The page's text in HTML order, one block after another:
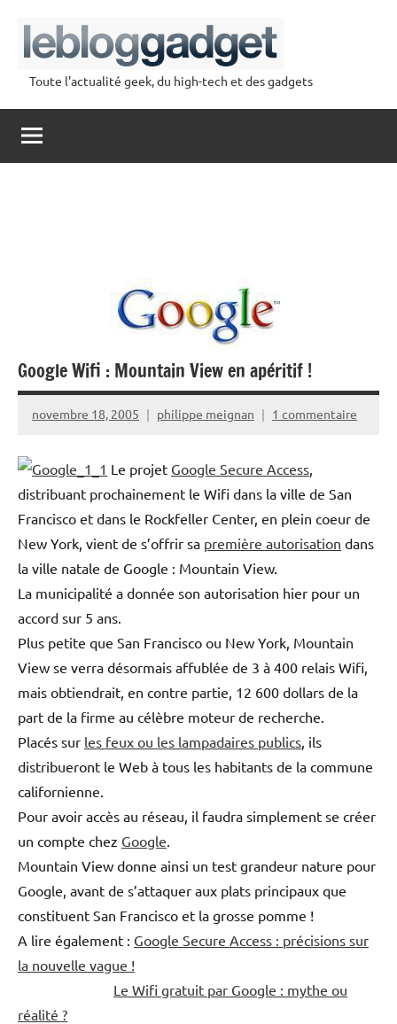
contenu
lebloggadget
Toute l'actualité geek, du high-tech et des gadgets
Google Wifi : Mountain View en apéritif !
novembre 18, 2005 philippe meignan 1 commentaire
Le projet Google Secure Access
distribuant prochainement le Wifi dans la ville de San
Francisco et dans le Rockfeller Center, en plein coeur de
New York, vient de s’offrir sa première autorisation dans
la ville natale de Google : Mountain View.
La municipalité a donnée son autorisation hier pour un
accord sur 5 ans.
Plus petite que San Francisco ou New York, Mountain
View se verra désormais affublée de 3 à 400 relais Wifi,
mais obtiendrait, en contre partie, 12 600 dollars de la
part de la firme au célèbre moteur de recherche.
Placés sur les feux ou les lampadaires publics , ils
distribueront le Web à tous les habitants de la commune
californienne.
Pour avoir accès au réseau, il faudra simplement se créer
un compte chez Google
Mountain View donne ainsi un test grandeur nature pour
Google, avant de s’attaquer aux plats principaux que
constituent San Francisco et la grosse pomme !
A lire également : Google Secure Access : précisions sur
la nouvelle vague !
Le Wifi gratuit par Google : mythe ou
réalité ?